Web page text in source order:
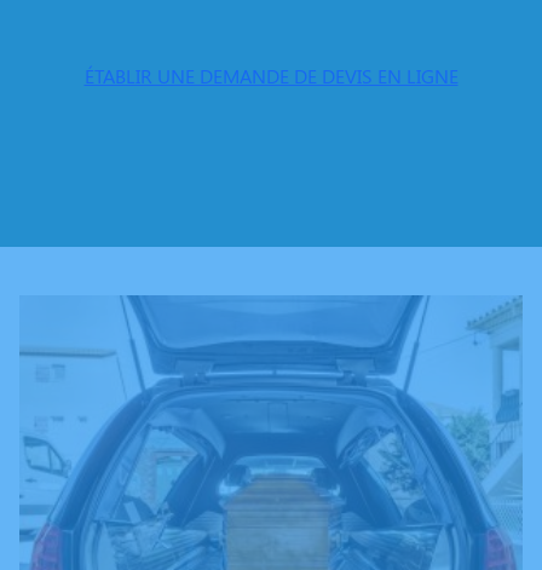
ÉTABLIR UNE DEMANDE DE DEVIS EN LIGNE